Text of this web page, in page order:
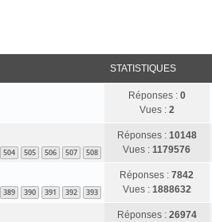
STATISTIQUES
Réponses : 0
Vues : 2
504 505 506 507 508
Réponses : 10148
Vues :1179576
389 390 391 392 393
Réponses :7842
Vues : 1888632
Réponses : 26974